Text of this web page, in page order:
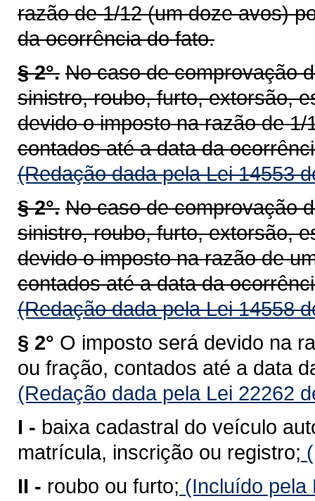
razão de 1/12 (um doze avos)
da ocorrência do fato.
§ 2°. No caso de comprovação
sinistro, roubo, furto, extorsão,
devido o imposto na razão de
contados até a data da
(Redação dada pela Lei 14553
§ 2°. No caso de comprovação
sinistro, roubo, furto, extorsão,
devido o imposto na razão de
contados até a data da
(Redação dada pela Lei 14558
§ 2° O imposto será devido na
ou fração, contados até a data
(Redação dada pela Lei 22262
I - baixa cadastral do veículo
matrícula, inscrição ou registro;
II - roubo ou furto; (Incluído pela